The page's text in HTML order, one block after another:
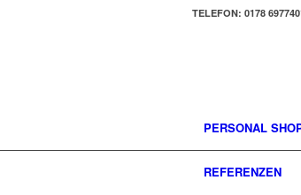
TELEFON: 0178
PERSONAL
REFERENZEN